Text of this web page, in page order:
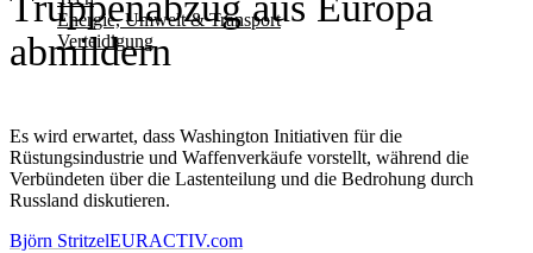
Energie, Umwelt & Transport
Verteidigung
abmildern
Es wird erwartet, dass Washington Initiativen für die
Rüstungsindustrie und Waffenverkäufe vorstellt, während die
Verbündeten über die Lastenteilung und die Bedrohung durch
Russland diskutieren.
Björn StritzelEURACTIV.com